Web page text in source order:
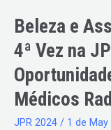
Beleza e
4ª Vez na
Médicos
JPR 2024 / 1 de
Beleza
e
Associados
Participa
Pela
4ª